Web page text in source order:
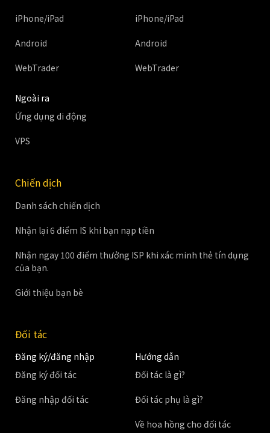
iPhone/iPad
Android
WebTrader
iPhone/iPad
Android
WebTrader
Ngoài ra
Ứng dụng di động
VPS
Chiến dịch
Danh sách chiến dịch
Nhận lại 6 điểm IS khi bạn nạp tiền
Nhận ngay 100 điểm thưởng ISP khi xác minh thẻ tín dụng
của bạn.
Giới thiệu bạn bè
Đối tác
Đăng ký/đăng nhập
Đăng ký đối tác
Đăng nhập đối tác
Hướng dẫn
Đối tác là gì?
Đối tác phụ là gì?
Về hoa hồng cho đối tác